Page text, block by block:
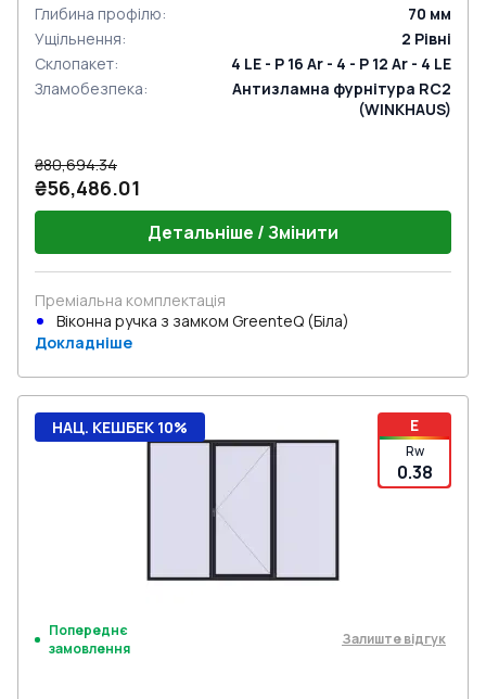
Глибина профілю: 70 мм
Ущільнення: 2 Рівні
Склопакет:
4 LE - P 16 Ar - 4 - P 12 Ar - 4 LE
Зламобезпека:
Антизламна фурнітура RC2
(WINKHAUS)
₴80,694.34
₴56,486.01
Детальніше / Змінити
Преміальна комплектація
Віконна ручка з замком GreenteQ (Біла)
Докладніше
E
Rw
0.38
НАЦ. КЕШБЕК 10%
Попереднє
замовлення
Залиште відгук